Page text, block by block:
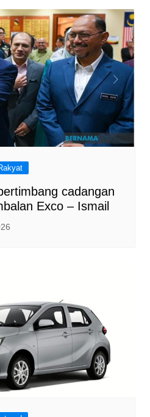
cadangan
Exco – Ismail